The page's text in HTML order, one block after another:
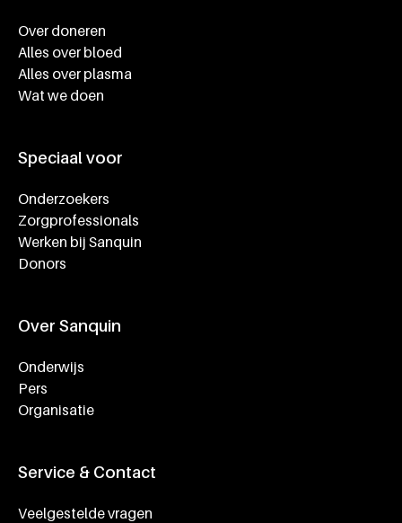
Over doneren
Alles over bloed
Alles over plasma
Wat we doen
Speciaal voor
Onderzoekers
Zorgprofessionals
Werken bij Sanquin
Donors
Over Sanquin
Onderwijs
Pers
Organisatie
Service & Contact
Veelgestelde vragen